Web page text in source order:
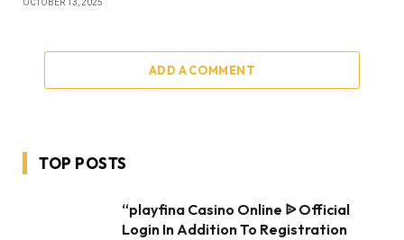
OCTOBER 13, 2025
ADD A COMMENT
TOP POSTS
“playfina Casino Online ᐉ Official
Login In Addition To Registration